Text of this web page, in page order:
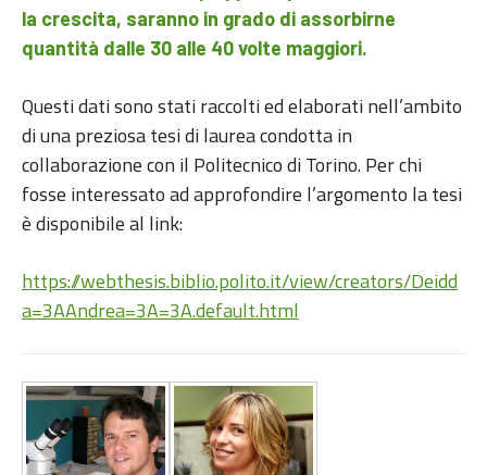
la crescita, saranno in grado di assorbirne
quantità dalle 30 alle 40 volte maggiori.
Questi dati sono stati raccolti ed elaborati nell’ambito
di una preziosa tesi di laurea condotta in
collaborazione con il Politecnico di Torino. Per chi
fosse interessato ad approfondire l’argomento la tesi
è disponibile al link:
https://webthesis.biblio.polito.it/view/creators/Deidd
a=3AAndrea=3A=3A.default.html